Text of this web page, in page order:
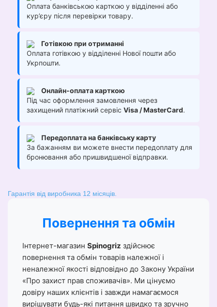
Оплата банківською карткою у відділенні або
кур’єру після перевірки товару.
Готівкою при отриманні
Оплата готівкою у відділенні Нової пошти або
Укрпошти.
Онлайн-оплата карткою
Під час оформлення замовлення через
захищений платіжний сервіс Visa / MasterCard.
Передоплата на банківську карту
За бажанням ви можете внести передоплату для
бронювання або пришвидшеної відправки.
Гарантія від виробника 12 місяців.
Повернення та обмін
Інтернет-магазин Spinogriz здійснює
повернення та обмін товарів належної і
неналежної якості відповідно до Закону України
«Про захист прав споживачів». Ми цінуємо
довіру наших клієнтів і завжди намагаємося
вирішувати будь-які питання швидко та зручно